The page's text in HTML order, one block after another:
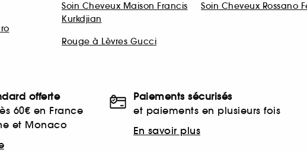
Soin Cheveux Maison Francis
Kurkdjian
Rouge à Lèvres Gucci
Soin Cheveux Rossano
offerte
60€ en France
et Monaco
Paiements sécurisés
et paiements en plusieurs fois
En savoir plus